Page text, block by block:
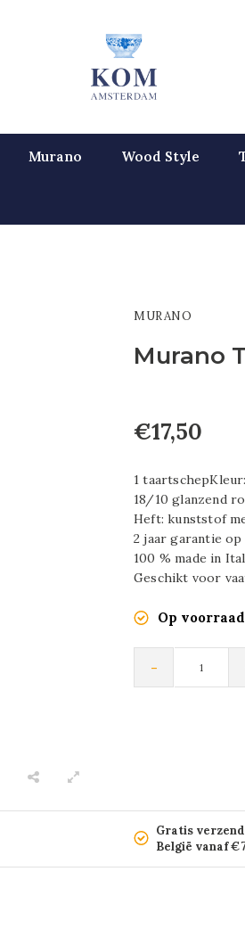
Murano Wood Style
MURANO
Murano
€17,50
1
18/10 glanzend
Heft: kunststof
2 jaar garantie
100 % made in
Geschikt voor
Op voorraad
-
Gratis
België vanaf